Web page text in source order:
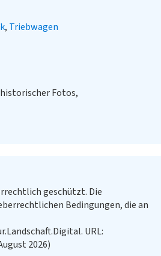
Triebwagen
Fotos,
geschützt. Die
Bedingungen, die an
URL:
2026)